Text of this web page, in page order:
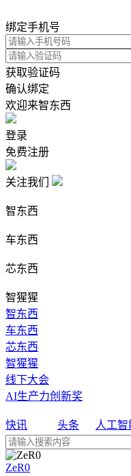
绑定手机号
获取验证码
确认绑定
欢迎来智东西
登录
免费注册
关注我们
智东西
车东西
芯东西
智猩猩
智东西
车东西
芯东西
智猩猩
线下大会
AI生产力创新奖
快讯 头条 人工智
ZeR0